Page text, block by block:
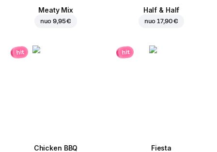
Meaty Mix
nuo9,95 €
Half & Half
nuo17,90 €
hit
Chicken BBQ
hit
Fiesta